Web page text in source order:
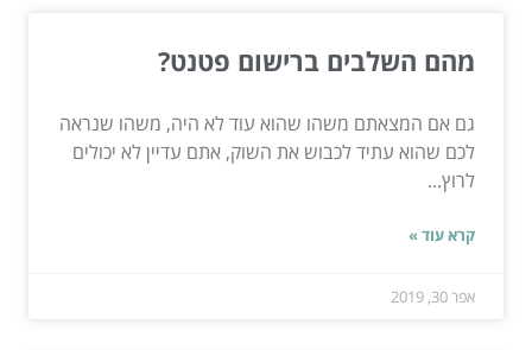
מהם השלבים ברישום פטנט?
גם אם המצאתם משהו שהוא עוד לא היה, משהו שנראה
לכם שהוא עתיד לכבוש את השוק, אתם עדיין לא יכולים
לרוץ...
קרא עוד »
אפר 30, 2019